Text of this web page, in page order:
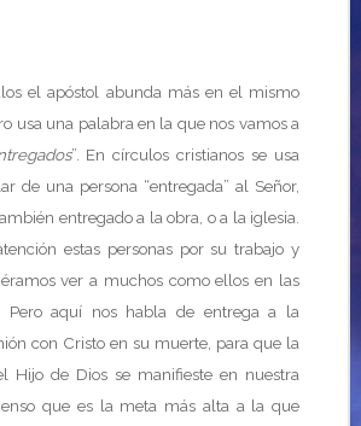
el apóstol abunda más en el mismo
usa una palabra en la que nos vamos a
”. En círculos cristianos se usa
de una persona “entregada” al Señor,
entregado a la obra, o a la iglesia.
estas personas por su trabajo y
ver a muchos como ellos en las
Pero aquí nos habla de entrega a la
con Cristo en su muerte, para que la
Hijo de Dios se manifieste en nuestra
que es la meta más alta a la que